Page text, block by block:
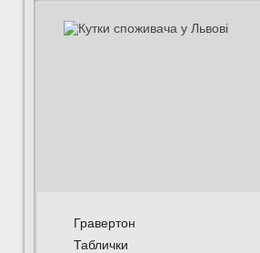
Гравертон
Таблички